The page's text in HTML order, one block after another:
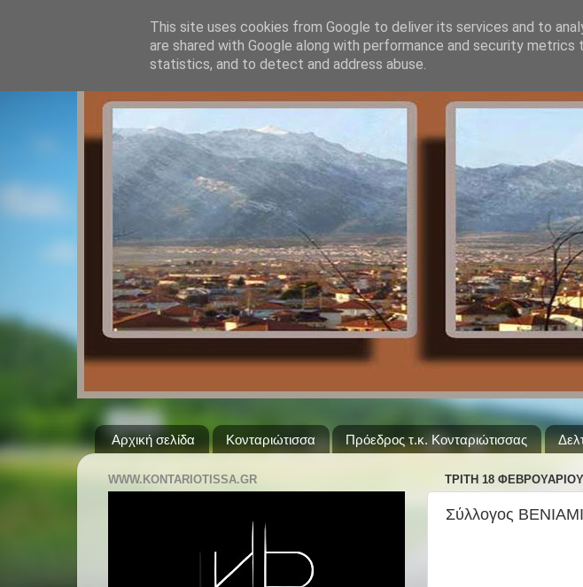
Αρχική σελίδα Κονταριώτισσα Πρόεδρος τ.κ. Κονταριώτισσας
ΤΡΊΤΗ 18 ΦΕΒΡΟΥΑΡΊΟΥ
Σύλλογος
WWW.KONTARIOTISSA.GR
This site uses cookies from Google to deliver its services and to
are shared with Google along with performance and security
statistics, and to detect and address abuse.